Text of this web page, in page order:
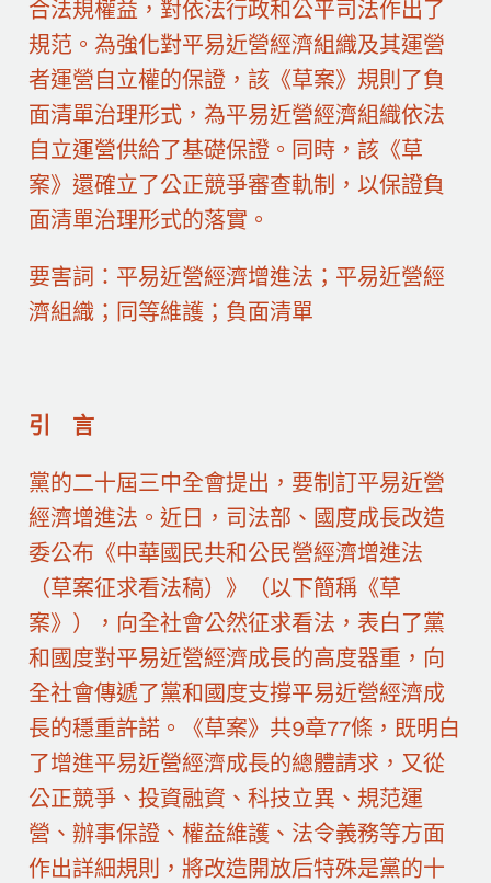
合法規權益，對依法行政和公平司法作出了
規范。為強化對平易近營經濟組織及其運營
者運營自立權的保證，該《草案》規則了負
面清單治理形式，為平易近營經濟組織依法
自立運營供給了基礎保證。同時，該《草
案》還確立了公正競爭審查軌制，以保證負
面清單治理形式的落實。
要害詞：平易近營經濟增進法；平易近營經
濟組織；同等維護；負面清單
引 言
黨的二十屆三中全會提出，要制訂平易近營
經濟增進法。近日，司法部、國度成長改造
委公布《中華國民共和公民營經濟增進法
（草案征求看法稿）》（以下簡稱《草
案》），向全社會公然征求看法，表白了黨
和國度對平易近營經濟成長的高度器重，向
全社會傳遞了黨和國度支撐平易近營經濟成
長的穩重許諾。《草案》共9章77條，既明白
了增進平易近營經濟成長的總體請求，又從
公正競爭、投資融資、科技立異、規范運
營、辦事保證、權益維護、法令義務等方面
作出詳細規則，將改造開放后特殊是黨的十